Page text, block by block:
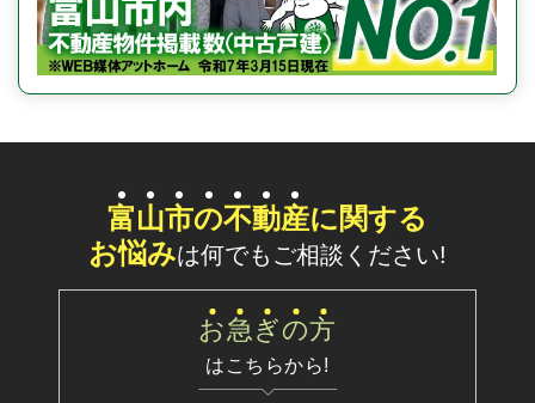
富山市の不動産に関する
お悩みは何でもご相談ください!
お急ぎの方
はこちらから!